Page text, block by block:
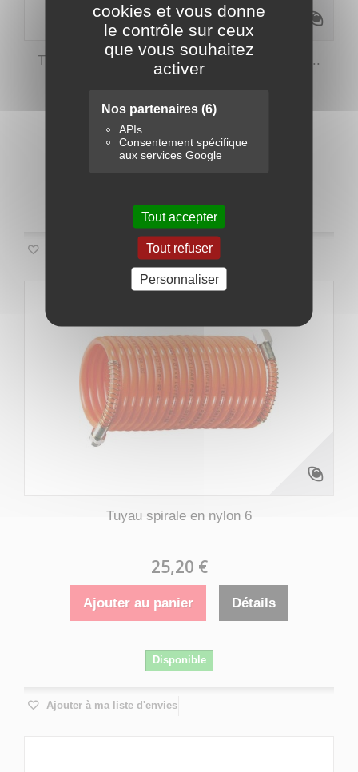
cookies et vous donne
le contrôle sur ceux
que vous souhaitez
activer
Nos partenaires (6)
APIs
Consentement spécifique
aux services Google
Tout accepter
Tout refuser
Personnaliser
Tuyau d'air comprimé caoutchouc - Raccords...
68,40 €
Ajouter au panier Détails
Disponible
Ajouter à ma liste d'envies
Tuyau spirale en nylon 6
25,20 €
Ajouter au panier Détails
Disponible
Ajouter à ma liste d'envies